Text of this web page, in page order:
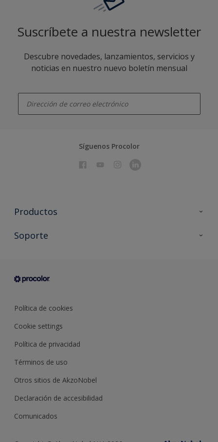
Suscríbete a nuestra newsletter
Descubre novedades, lanzamientos, servicios y
noticias en nuestro nuevo boletín mensual
Síguenos Procolor
Productos
Todos los productos
Condiciones generales de venta
Soporte
Sobre Procolor
Política de cookies
Cookie settings
Política de privacidad
Términos de uso
Otros sitios de AkzoNobel
Declaración de accesibilidad
Comunicados